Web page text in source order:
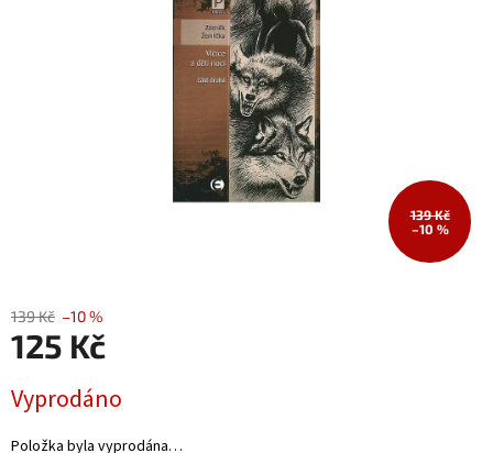
139 Kč
–10 %
139 Kč –10 %
125 Kč
cena:
Vyprodáno
Položka byla vyprodána…